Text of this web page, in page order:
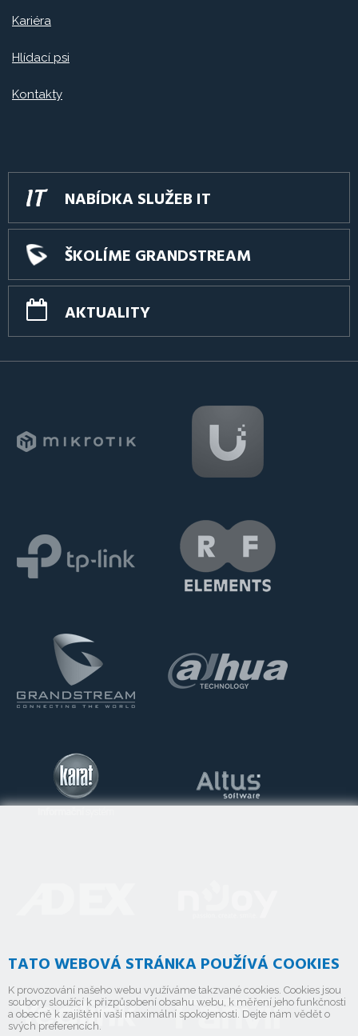
Kariéra
Hlídací psi
Kontakty
NABÍDKA SLUŽEB IT
ŠKOLÍME GRANDSTREAM
AKTUALITY
TATO WEBOVÁ STRÁNKA POUŽÍVÁ COOKIES
K provozování našeho webu využíváme takzvané cookies. Cookies jsou
soubory sloužící k přizpůsobení obsahu webu, k měření jeho funkčnosti
a obecně k zajištění vaší maximální spokojenosti. Dejte nám vědět o
svých preferencích.